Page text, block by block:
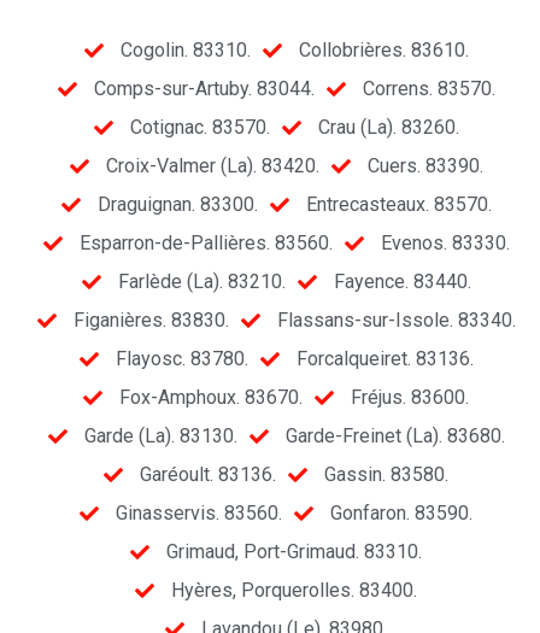
Cogolin. 83310.
Collobrières. 83610.
Comps-sur-Artuby. 83044.
Correns. 83570.
Cotignac. 83570.
Crau (La). 83260.
Croix-Valmer (La). 83420.
Cuers. 83390.
Draguignan. 83300.
Entrecasteaux. 83570.
Esparron-de-Pallières. 83560.
Evenos. 83330.
Farlède (La). 83210.
Fayence. 83440.
Figanières. 83830.
Flassans-sur-Issole. 83340.
Flayosc. 83780.
Forcalqueiret. 83136.
Fox-Amphoux. 83670.
Fréjus. 83600.
Garde (La). 83130.
Garde-Freinet (La). 83680.
Garéoult. 83136.
Gassin. 83580.
Ginasservis. 83560.
Gonfaron. 83590.
Grimaud, Port-Grimaud. 83310.
Hyères, Porquerolles. 83400.